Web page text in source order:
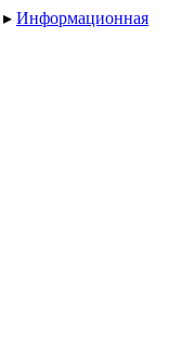
▸ Информационная